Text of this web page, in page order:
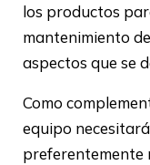
los productos
mantenimiento
aspectos que se
Como
equipo
preferentemente